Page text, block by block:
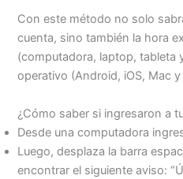
Con este método no solo
cuenta, sino también la hora
(computadora, laptop, tableta
operativo (Android, iOS, Mac
¿Cómo saber si ingresaron a
Desde una computadora
Luego, desplaza la barra
encontrar el siguiente aviso: